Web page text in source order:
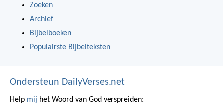
Zoeken
Archief
Bijbelboeken
Populairste Bijbelteksten
Ondersteun DailyVerses.net
Help mij het Woord van God verspreiden: